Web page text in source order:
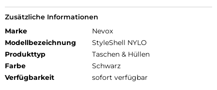
Zusätzliche Informationen
Marke
Nevox
Modellbezeichnung
StyleShell NYLO
Produkttyp
Taschen & Hüllen
Farbe
Schwarz
Verfügbarkeit
sofort verfügbar